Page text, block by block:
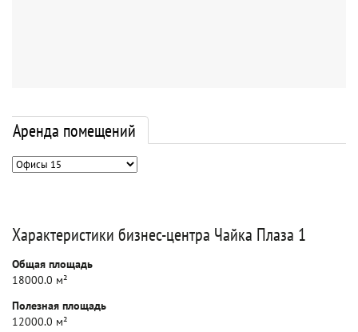
Аренда помещений
Характеристики бизнес-центра Чайка Плаза 1
Общая площадь
18000.0 м²
Полезная площадь
12000.0 м²